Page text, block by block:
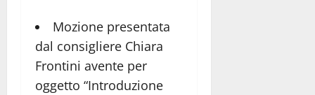
Mozione presentata
dal consigliere Chiara
Frontini avente per
oggetto “Introduzione